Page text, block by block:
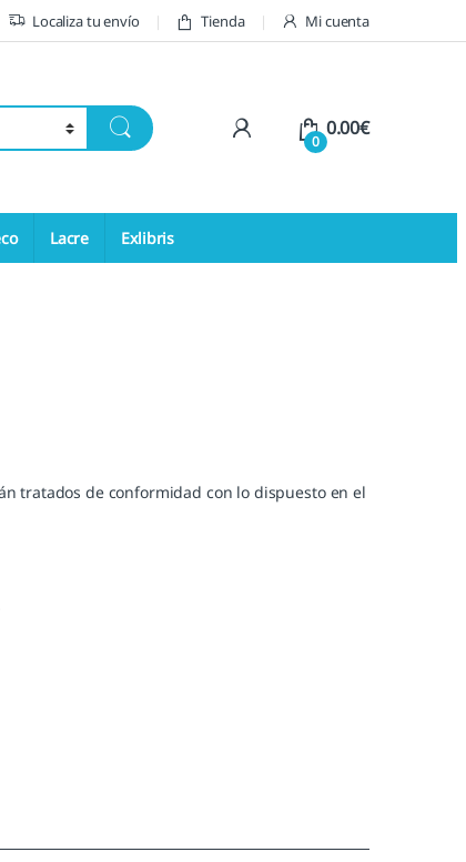
Localiza tu envío Tienda Mi cuenta
My Account
0
0.00€
Lacre Exlibris
tratados de conformidad con lo dispuesto en el